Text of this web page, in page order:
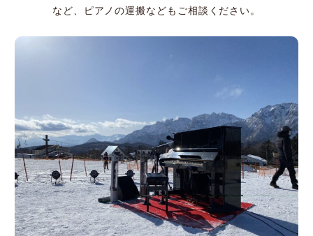
など、ピアノの運搬などもご相談ください。